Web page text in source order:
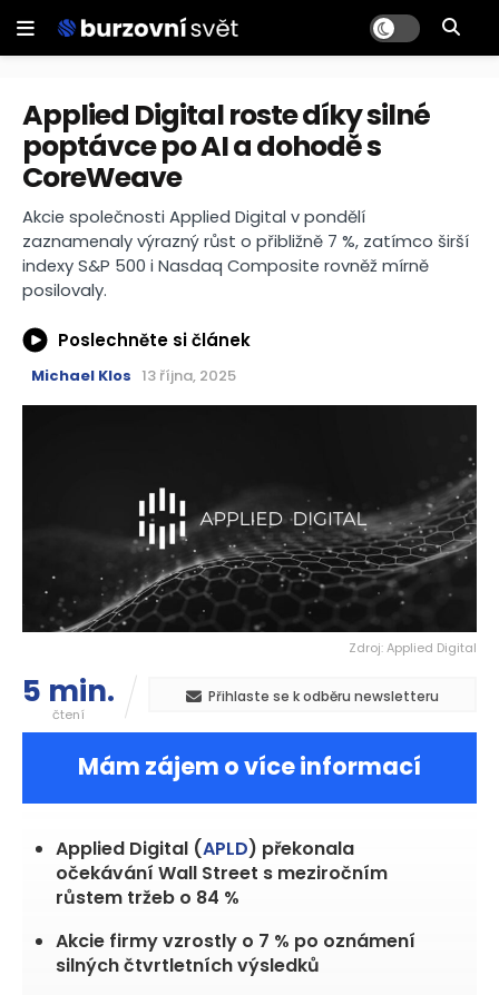
Applied Digital roste díky silné
poptávce po AI a dohodě s
CoreWeave
Akcie společnosti Applied Digital v pondělí
zaznamenaly výrazný růst o přibližně 7 %, zatímco širší
indexy S&P 500 i Nasdaq Composite rovněž mírně
posilovaly.
Poslechněte si článek
Michael Klos 13 října, 2025
Zdroj: Applied Digital
5 min.
čtení
Přihlaste se k odběru newsletteru
Mám zájem o více informací
Applied Digital (APLD) překonala
očekávání Wall Street s meziročním
růstem tržeb o 84 %
Akcie firmy vzrostly o 7 % po oznámení
silných čtvrtletních výsledků